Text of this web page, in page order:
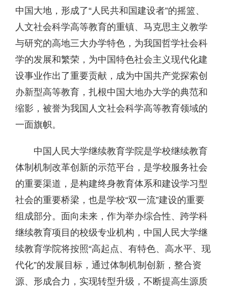
中国大地，形成了“人民共和国建设者”的摇篮、
人文社会科学高等教育的重镇、马克思主义教学
与研究的高地三大办学特色，为我国哲学社会科
学的发展和繁荣，为中国特色社会主义现代化建
设事业作出了重要贡献，成为中国共产党探索创
办新型高等教育，扎根中国大地办大学的典范和
缩影，被誉为我国人文社会科学高等教育领域的
一面旗帜。
中国人民大学继续教育学院是学校继续教育
体制机制改革创新的示范平台，是学校服务社会
的重要渠道，是构建终身教育体系和建设学习型
社会的重要桥梁，也是学校“双一流”建设的重要
组成部分。面向未来，作为举办综合性、跨学科
继续教育项目的校级专业机构，中国人民大学继
续教育学院将按照“高起点、有特色、高水平、现
代化”的发展目标，通过体制机制创新，整合资
源、形成合力，实现转型升级，不断提高生源质